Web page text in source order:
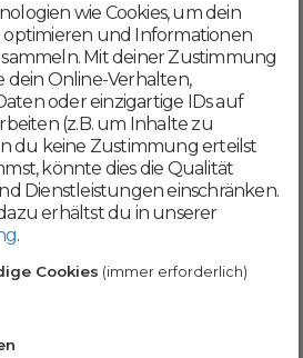
bestätigst du,
und
akzeptierst
Weiter
Teil der
wie Cookies, um dein
und Informationen
Mit deiner Zustimmung
dein Online-Verhalten,
oder einzigartige IDs auf
(z.B. um Inhalte zu
du keine Zustimmung erteilst
könnte dies die Qualität
Dienstleistungen einschränken.
erhältst du in unserer
.
Cookies (immer erforderlich)